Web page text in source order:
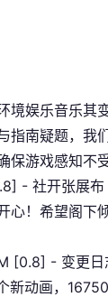
境娱乐音乐其
指南疑题，我
保游戏感知不受
- 社开张展布
心！希望阁下
[0.8] - 变更日
新动画，